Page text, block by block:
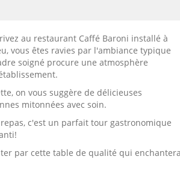
au restaurant Caffé Baroni installé à
vous êtes ravies par l'ambiance typique
soigné procure une atmosphère
on vous suggère de délicieuses
mitonnées avec soin.
c'est un parfait tour gastronomique
par cette table de qualité qui